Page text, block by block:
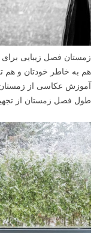
زمستان فصل زیبایی
هم به خاطر خودتان و هم
طول فصل زمستان از